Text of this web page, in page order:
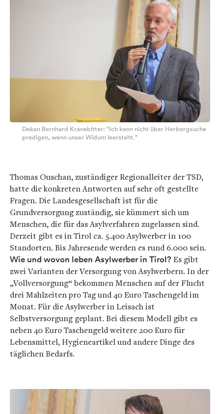
Dekan Bernhard Kranebitter: "Ich kann nicht über Herbergsuche
predigen, wenn unser Widum leersteht."
Thomas Ouschan, zuständiger Regionalleiter der TSD,
hatte die konkreten Antworten auf sehr oft gestellte
Fragen. Die Landesgesellschaft ist für die
Grundversorgung zuständig, sie kümmert sich um
Menschen, die für das Asylverfahren zugelassen sind.
Derzeit gibt es in Tirol ca. 5.400 Asylwerber in 100
Standorten. Bis Jahresende werden es rund 6.000 sein.
Wie und wovon leben Asylwerber in Tirol?Es gibt
zwei Varianten der Versorgung von Asylwerbern. In der
„Vollversorgung“ bekommen Menschen auf der Flucht
drei Mahlzeiten pro Tag und 40 Euro Taschengeld im
Monat. Für die Asylwerber in Leisach ist
Selbstversorgung geplant. Bei diesem Modell gibt es
neben 40 Euro Taschengeld weitere 200 Euro für
Lebensmittel, Hygieneartikel und andere Dinge des
täglichen Bedarfs.